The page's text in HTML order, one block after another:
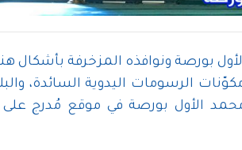
بورصة ونوافذه المزخرفة بأشكال
الرسومات اليدوية السائدة،
الأول بورصة في موقع مُدرج على